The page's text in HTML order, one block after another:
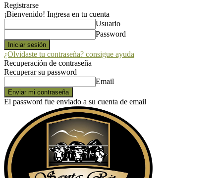
Registrarse
¡Bienvenido! Ingresa en tu cuenta
Usuario
Password
¿Olvidaste tu contraseña? consigue ayuda
Recuperación de contraseña
Recuperar su password
Email
El password fue enviado a su cuenta de email